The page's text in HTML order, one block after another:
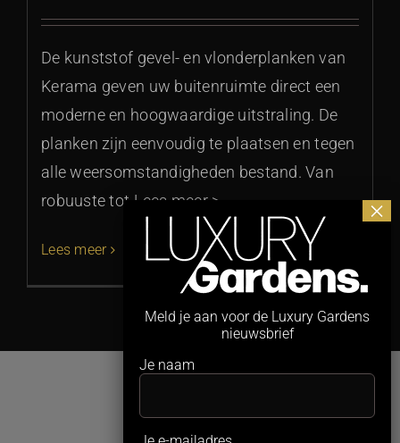
De kunststof gevel- en vlonderplanken van
Kerama geven uw buitenruimte direct een
moderne en hoogwaardige uitstraling. De
planken zijn eenvoudig te plaatsen en tegen
alle weersomstandigheden bestand. Van
robuuste tot Lees meer >
Lees meer
Meld je aan voor de Luxury Gardens
nieuwsbrief
Je naam